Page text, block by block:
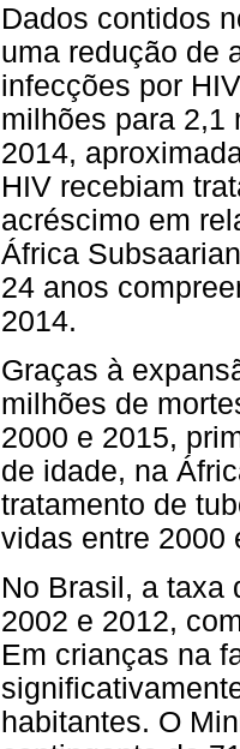
Dados contidos
uma redução de
infecções por
milhões para 2,1
2014,
HIV recebiam
acréscimo em
África
24 anos
2014.
Graças à
milhões de
2000 e 2015,
de idade, na
tratamento de
vidas entre 2000
No Brasil, a taxa
2002 e 2012,
Em crianças na
habitantes. O